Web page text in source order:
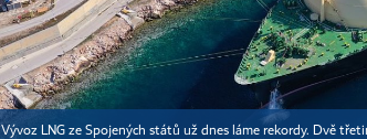
Vývoz LNG ze Spojených států už dnes láme rekordy. Dvě